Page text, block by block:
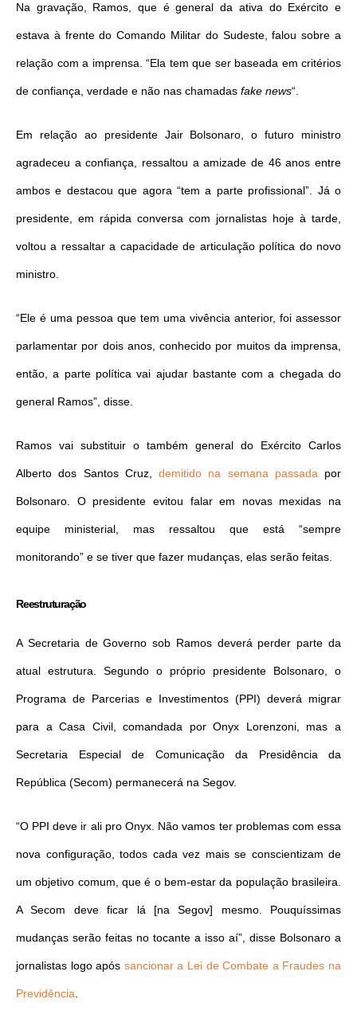
Na gravação, Ramos, que é general da ativa do Exército e
estava à frente do Comando Militar do Sudeste, falou sobre a
relação com a imprensa. “Ela tem que ser baseada em critérios
de confiança, verdade e não nas chamadas fake news“.
Em relação ao presidente Jair Bolsonaro, o futuro ministro
agradeceu a confiança, ressaltou a amizade de 46 anos entre
ambos e destacou que agora “tem a parte profissional”. Já o
presidente, em rápida conversa com jornalistas hoje à tarde,
voltou a ressaltar a capacidade de articulação política do novo
ministro.
“Ele é uma pessoa que tem uma vivência anterior, foi assessor
parlamentar por dois anos, conhecido por muitos da imprensa,
então, a parte política vai ajudar bastante com a chegada do
general Ramos”, disse.
Ramos vai substituir o também general do Exército Carlos
Alberto dos Santos Cruz, demitido na semana passada por
Bolsonaro. O presidente evitou falar em novas mexidas na
equipe ministerial, mas ressaltou que está “sempre
monitorando” e se tiver que fazer mudanças, elas serão feitas.
Reestruturação
A Secretaria de Governo sob Ramos deverá perder parte da
atual estrutura. Segundo o próprio presidente Bolsonaro, o
Programa de Parcerias e Investimentos (PPI) deverá migrar
para a Casa Civil, comandada por Onyx Lorenzoni, mas a
Secretaria Especial de Comunicação da Presidência da
República (Secom) permanecerá na Segov.
“O PPI deve ir ali pro Onyx. Não vamos ter problemas com essa
nova configuração, todos cada vez mais se conscientizam de
um objetivo comum, que é o bem-estar da população brasileira.
A Secom deve ficar lá [na Segov] mesmo. Pouquíssimas
mudanças serão feitas no tocante a isso aí”, disse Bolsonaro a
jornalistas logo após sancionar a Lei de Combate a Fraudes na
Previdência.